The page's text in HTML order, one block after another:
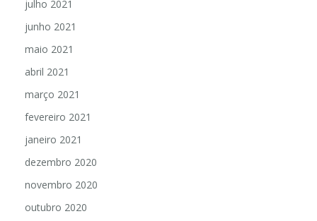
julho 2021
junho 2021
maio 2021
abril 2021
março 2021
fevereiro 2021
janeiro 2021
dezembro 2020
novembro 2020
outubro 2020